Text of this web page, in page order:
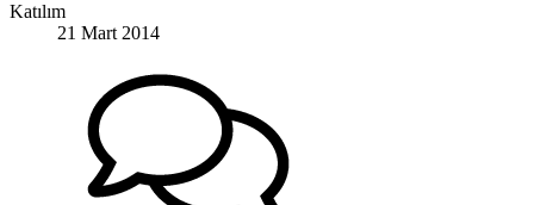
Katılım
21 Mart 2014